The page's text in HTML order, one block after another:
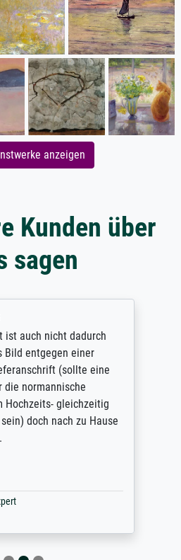
anzeigen
Kunden über
sagen
ist auch nicht dadurch
Bild entgegen einer
(sollte eine
die normannische
Hochzeits- gleichzeitig
doch nach zu Hause